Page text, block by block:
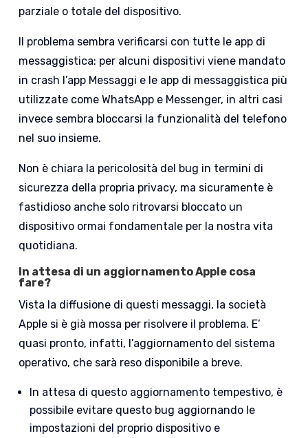
parziale o totale del dispositivo.
Il problema sembra verificarsi con tutte le app di
messaggistica: per alcuni dispositivi viene mandato
in crash l’app Messaggi e le app di messaggistica più
utilizzate come WhatsApp e Messenger, in altri casi
invece sembra bloccarsi la funzionalità del telefono
nel suo insieme.
Non è chiara la pericolosità del bug in termini di
sicurezza della propria privacy, ma sicuramente è
fastidioso anche solo ritrovarsi bloccato un
dispositivo ormai fondamentale per la nostra vita
quotidiana.
In attesa di un aggiornamento Apple cosa
fare?
Vista la diffusione di questi messaggi, la società
Apple si è già mossa per risolvere il problema. E’
quasi pronto, infatti, l’aggiornamento del sistema
operativo, che sarà reso disponibile a breve.
In attesa di questo aggiornamento tempestivo, è
possibile evitare questo bug aggiornando le
impostazioni del proprio dispositivo e